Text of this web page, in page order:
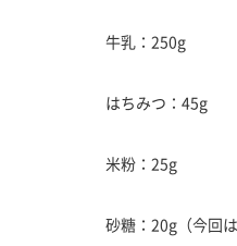
牛乳：250g
はちみつ：45g
米粉：25g
砂糖：20g（今回